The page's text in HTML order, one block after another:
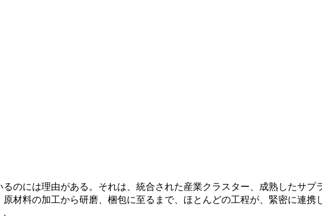
のには理由がある。それは、統合された産業クラスター、成熟したサプ
材料の加工から研磨、梱包に至るまで、ほとんどの工程が、緊密に連携
.